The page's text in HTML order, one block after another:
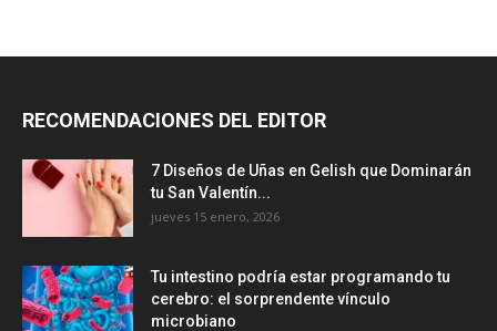
RECOMENDACIONES DEL EDITOR
7 Diseños de Uñas en Gelish que Dominarán
tu San Valentín...
jueves 15 enero, 2026
Tu intestino podría estar programando tu
cerebro: el sorprendente vínculo
microbiano